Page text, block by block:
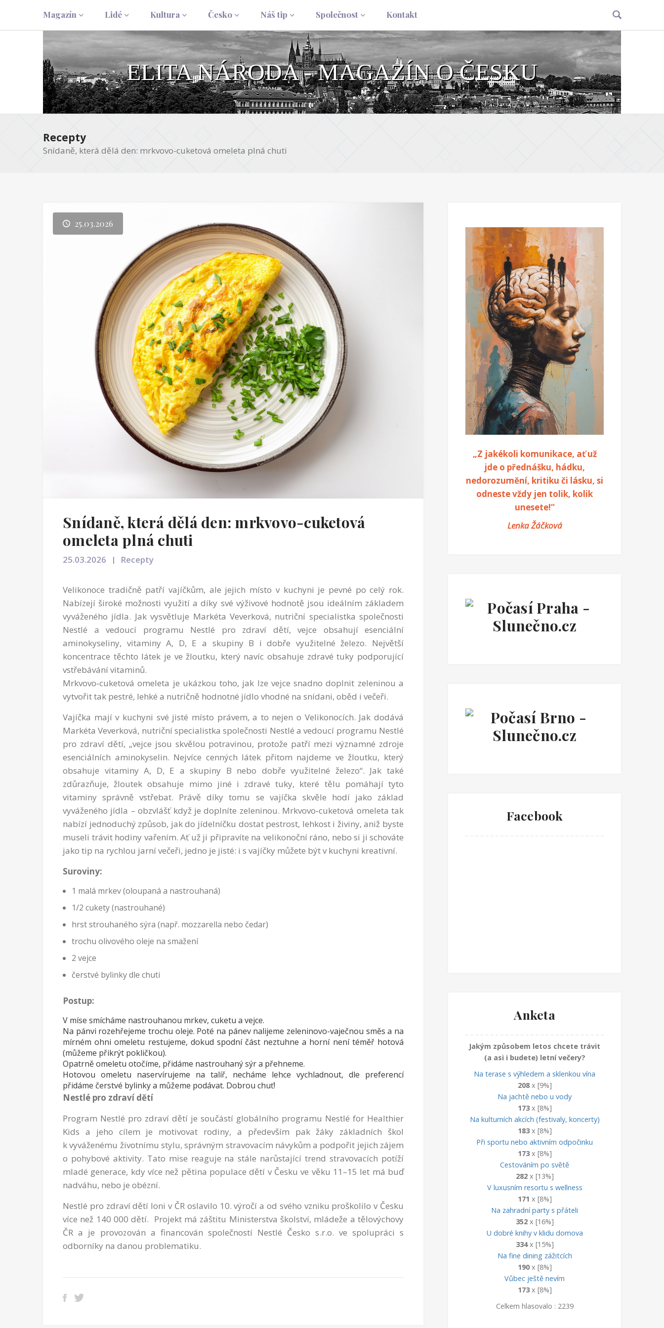
Magazín Lidé Kultura Česko Náš tip Společnost Kontakt
ELITA NÁRODA - MAGAZÍN O ČESKU
Recepty
Snídaně, která dělá den: mrkvovo-cuketová omeleta plná chuti
25.03.2026
Snídaně, která dělá den: mrkvovo-cuketová
omeleta plná chuti
25.03.2026 Recepty
Velikonoce tradičně patří vajíčkům, ale jejich místo v kuchyni je pevné po celý rok.
Nabízejí široké možnosti využití a díky své výživové hodnotě jsou ideálním základem
vyváženého jídla. Jak vysvětluje Markéta Veverková, nutriční specialistka společnosti
Nestlé a vedoucí programu Nestlé pro zdraví dětí, vejce obsahují esenciální
aminokyseliny, vitaminy A, D, E a skupiny B i dobře využitelné železo. Největší
koncentrace těchto látek je ve žloutku, který navíc obsahuje zdravé tuky podporující
vstřebávání vitaminů.
Mrkvovo‑cuketová omeleta je ukázkou toho, jak lze vejce snadno doplnit zeleninou a
vytvořit tak pestré, lehké a nutričně hodnotné jídlo vhodné na snídani, oběd i večeři.
Vajíčka mají v kuchyni své jisté místo právem, a to nejen o Velikonocích. Jak dodává
Markéta Veverková, nutriční specialistka společnosti Nestlé a vedoucí programu Nestlé
pro zdraví dětí, „vejce jsou skvělou potravinou, protože patří mezi významné zdroje
esenciálních aminokyselin. Nejvíce cenných látek přitom najdeme ve žloutku, který
obsahuje vitaminy A, D, E a skupiny B nebo dobře využitelné železo“. Jak také
zdůrazňuje, žloutek obsahuje mimo jiné i zdravé tuky, které tělu pomáhají tyto
vitaminy správně vstřebat. Právě díky tomu se vajíčka skvěle hodí jako základ
vyváženého jídla – obzvlášť když je doplníte zeleninou. Mrkvovo‑cuketová omeleta tak
nabízí jednoduchý způsob, jak do jídelníčku dostat pestrost, lehkost i živiny, aniž byste
museli trávit hodiny vařením. Ať už ji připravíte na velikonoční ráno, nebo si ji schováte
jako tip na rychlou jarní večeři, jedno je jisté: i s vajíčky můžete být v kuchyni kreativní.
Suroviny:
1 malá mrkev (oloupaná a nastrouhaná)
1/2 cukety (nastrouhané)
hrst strouhaného sýra (např. mozzarella nebo čedar)
trochu olivového oleje na smažení
2 vejce
čerstvé bylinky dle chuti
Postup:
V míse smícháme nastrouhanou mrkev, cuketu a vejce.
Na pánvi rozehřejeme trochu oleje. Poté na pánev nalijeme zeleninovo-vaječnou směs a na
mírném ohni omeletu restujeme, dokud spodní část neztuhne a horní není téměř hotová
(můžeme přikrýt pokličkou).
Opatrně omeletu otočíme, přidáme nastrouhaný sýr a přehneme.
Hotovou omeletu naservírujeme na talíř, necháme lehce vychladnout, dle preferencí
přidáme čerstvé bylinky a můžeme podávat. Dobrou chuť!
Nestlé pro zdraví dětí
Program Nestlé pro zdraví dětí je součástí globálního programu Nestlé for Healthier
Kids a jeho cílem je motivovat rodiny, a především pak žáky základních škol
k vyváženému životnímu stylu, správným stravovacím návykům a podpořit jejich zájem
o pohybové aktivity. Tato mise reaguje na stále narůstající trend stravovacích potíží
mladé generace, kdy více než pětina populace dětí v Česku ve věku 11–15 let má buď
nadváhu, nebo je obézní.
Nestlé pro zdraví dětí loni v ČR oslavilo 10. výročí a od svého vzniku proškolilo v Česku
více než 140 000 dětí. Projekt má záštitu Ministerstva školství, mládeže a tělovýchovy
ČR a je provozován a financován společností Nestlé Česko s.r.o. ve spolupráci s
odborníky na danou problematiku.
„Z jakékoli komunikace, ať už
jde o přednášku, hádku,
nedorozumění, kritiku či lásku, si
odneste vždy jen tolik, kolik
unesete!“
Lenka Žáčková
Facebook
Anketa
Jakým způsobem letos chcete trávit
(a asi i budete) letní večery?
Na terase s výhledem a sklenkou vína
208x [9%]
Na jachtě nebo u vody
173x [8%]
Na kulturních akcích (festivaly, koncerty)
183x [8%]
Při sportu nebo aktivním odpočinku
173x [8%]
Cestováním po světě
282x [13%]
V luxusním resortu s wellness
171 x [8%]
Na zahradní party s přáteli
352x [16%]
U dobré knihy v klidu domova
334x [15%]
Na fine dining zážitcích
190x [8%]
Vůbec ještě nevím
173x [8%]
Celkem hlasovalo : 2239